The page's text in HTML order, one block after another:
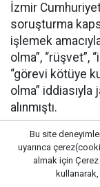
İzmir
soruşturma
işlemek
olma”, “rüşvet”,
“görevi kötüye
olma” iddiasıyla
alınmıştı.
ATAKAN
Son olarak,
Bu site
uyarınca
almak için Çerez